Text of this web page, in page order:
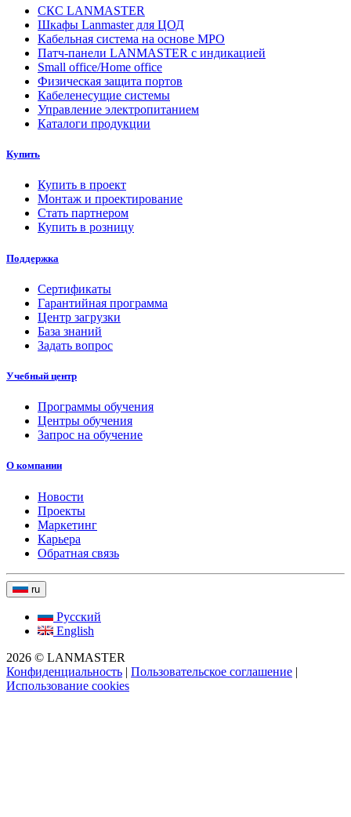
СКС LANMASTER
Шкафы Lanmaster для ЦОД
Кабельная система на основе MPO
Патч-панели LANMASTER с индикацией
Small office/Home office
Физическая защита портов
Кабеленесущие системы
Управление электропитанием
Каталоги продукции
Купить
Купить в проект
Монтаж и проектирование
Стать партнером
Купить в розницу
Поддержка
Сертификаты
Гарантийная программа
Центр загрузки
База знаний
Задать вопрос
Учебный центр
Программы обучения
Центры обучения
Запрос на обучение
О компании
Новости
Проекты
Маркетинг
Карьера
Обратная связь
ru
Русский
English
2026 © LANMASTER
Конфиденциальность | Пользовательское соглашение |
Использование cookies